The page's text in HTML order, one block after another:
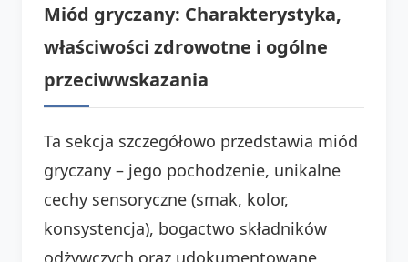
Miód gryczany: Charakterystyka,
właściwości zdrowotne i ogólne
przeciwwskazania
Ta sekcja szczegółowo przedstawia miód
gryczany – jego pochodzenie, unikalne
cechy sensoryczne (smak, kolor,
konsystencja), bogactwo składników
odżywczych oraz udokumentowane